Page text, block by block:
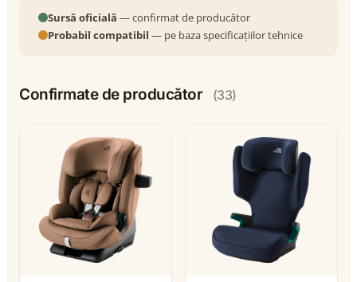
Sursă oficială — confirmat de producător
Probabil compatibil — pe baza specificațiilor tehnice
Confirmate de producător (33)